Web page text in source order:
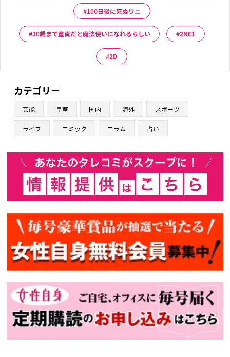
100日後に死ぬワニ
30歳まで童貞だと魔法使いになれるらしい 2NE1
2D
カテゴリー
芸能 皇室 国内 海外 スポーツ
ライフ コミック コラム 占い